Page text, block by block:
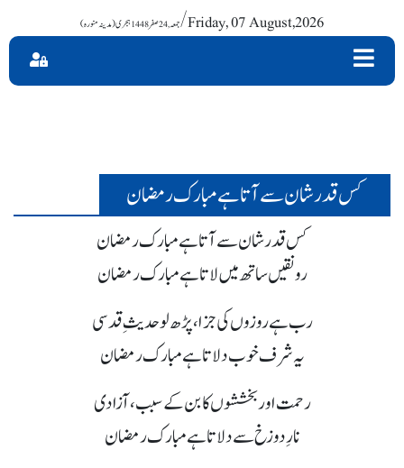
جمعہ , 24 صفر 1448 ہجری (مدینہ منورہ)/ Friday, 07 August,2026
کس قدر شان سے آتا ہے مبارک رمضان
کس قدر شان سے آتا ہے مبارک رمضان
رونقیں ساتھ میں لاتا ہے مبارک رمضان
رب ہے روزوں کی جزا، پڑھ لو حدیثِ قدسی
یہ شرف خوب دلاتا ہے مبارک رمضان
رحمت اور بخششوں کا بن کے سبب، آزادی
نارِ دوزخ سے دلاتا ہے مبارک رمضان